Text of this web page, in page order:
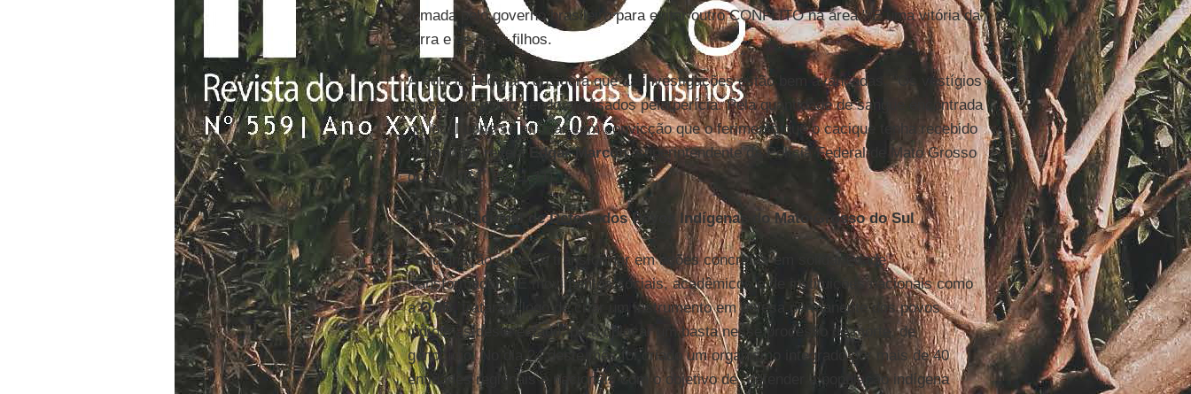
tomada pelo governo brasileiro para evitar outro CONFLITO na área." É uma vitória da
terra e de seus filhos.
A Polícia Federal considera que as investigações estão bem avançadas. "Os vestígios
de sangue estão sendo analisados pela perícia. Pela quantidade de sangue encontrada
no local pode se afirmar com convicção que o ferimento que o cacique tenha recebido
foi mortal", revelaEdgar Marcon, superintendente da Polícia Federal de Mato Grosso
do Sul. ( G1, 25-11-11).
Comitê Nacional de Defesa dos Povos Indígenas do Mato Grosso do Sul
A indignação deve se transformar em ações concretas em solidariedade
transformadora. E movimentos sociais, acadêmicos e de instituições nacionais como
aOAB
, trataram logo de criar um instrumento em defesa permanente dos povos
indígenas deste estado, para colocar um basta nesse processo de morte, de
genocídio. No dia 24 deste mês foi criado um organismo integrado por mais de 40
entidades regionais e nacionais com o objetivo de "defender a população indígena